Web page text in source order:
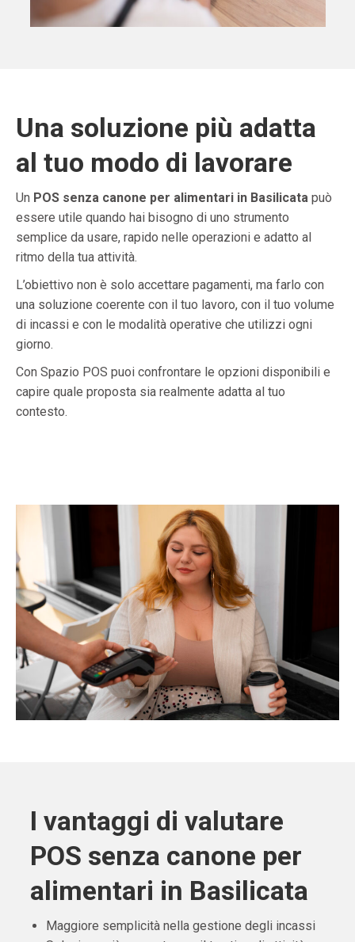
Una soluzione più adatta
al tuo modo di lavorare
Un POS senza canone per alimentari in Basilicata può
essere utile quando hai bisogno di uno strumento
semplice da usare, rapido nelle operazioni e adatto al
ritmo della tua attività.
L’obiettivo non è solo accettare pagamenti, ma farlo con
una soluzione coerente con il tuo lavoro, con il tuo volume
di incassi e con le modalità operative che utilizzi ogni
giorno.
Con Spazio POS puoi confrontare le opzioni disponibili e
capire quale proposta sia realmente adatta al tuo
contesto.
I vantaggi di valutare
POS senza canone per
alimentari in Basilicata
Maggiore semplicità nella gestione degli incassi